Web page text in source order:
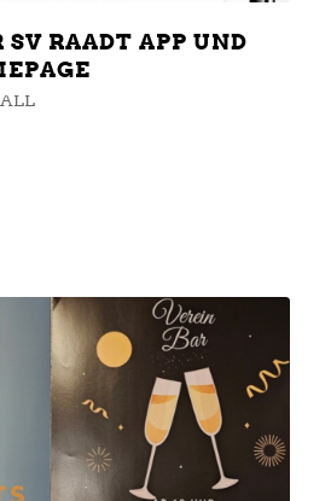
SV RAADT APP UND